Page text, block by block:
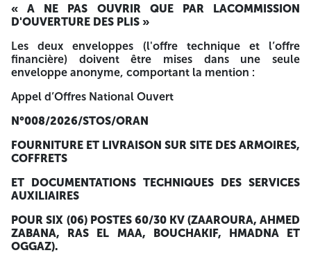
966 0300 130 118/27Agence Sid El Houari - Rue
Stalingrad Sidi El Houari – ORAN, accompagné d’une copie
informatique (Clé USB ou CD ROM).
Les soumissionnaires doivent adresser dans une première
des pièces réglementaires
énumérées dans le cahier des charges.
cachetées le Mardi28/04/2026
La séance d’ouverture des plis sera publique, et aura lieu le
même jour le Mardi
« A NE PAS OUVRIR QUE PAR LACOMMISSION
D'OUVERTURE DES PLIS »
Les deux enveloppes (l'offre technique et l’offre
financière) doivent être mises dans une seule
enveloppe anonyme, comportant la mention :
Appel d’Offres National Ouvert
N°008/2026/STOS/ORAN
FOURNITURE ET LIVRAISON SUR SITE DES ARMOIRES,
COFFRETS
ET DOCUMENTATIONS TECHNIQUES DES SERVICES
AUXILIAIRES
POUR SIX (06) POSTES 60/30 KV (ZAAROURA, AHMED
ZABANA, RAS EL MAA, BOUCHAKIF, HMADNA ET
OGGAZ).